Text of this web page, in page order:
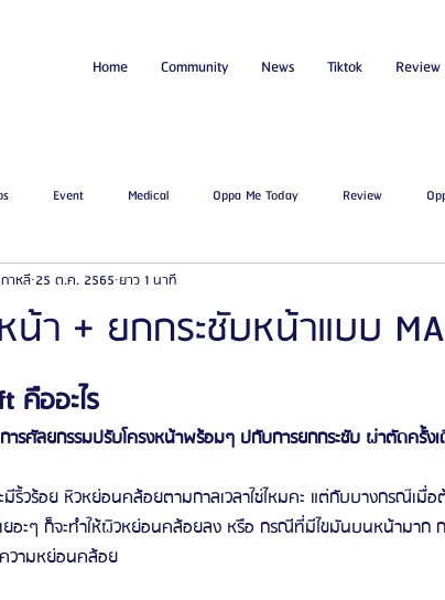
Home Community News Tiktok Review
Event Medical Oppa Me Today Review
โรงพยาบาลศัลยกรรมเอท็อป
ดูดไขมันหน้า รีวิวดูดไขมันเหนียง
า + ยกกระชับหน้าแบบ
าหลี 25 ต.ค. 2565 ยาว 1 นาที
คืออะไร
รศัลยกรรมปรับโครงหน้าพร้อมๆ ปกับการยกกระชับ ผ่าตัดครั้งเ
ริ้วร้อย หิวหย่อนคล้อยตามกาลเวลาใช่ไหมคะ แต่กับบางกรณ๊เมื่
ยอะๆ ก็จะทำให้ผิวหย่อนคล้อยลง หรือ กรณีที่มีไขมันบนหน้ามาก
ความหย่อนคล้อย